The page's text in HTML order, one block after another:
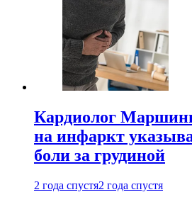
Кардиолог
на инфаркт
боли за грудиной
2 года спустя2 года спустя